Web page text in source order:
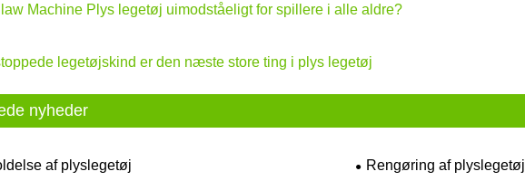
Machine Plys legetøj uimodståeligt for spillere i alle aldre?
legetøjskind er den næste store ting i plys legetøj
nyheder
af plyslegetøj
Rengøring af plyslegetøj